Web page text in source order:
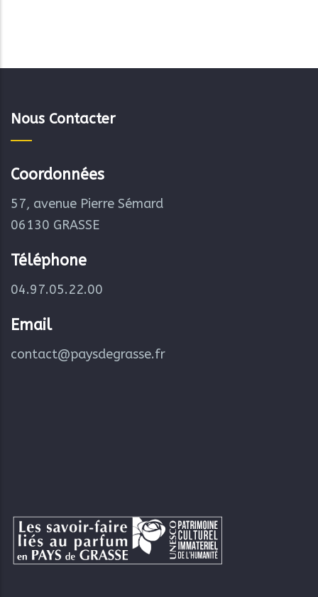
Nous Contacter
Coordonnées
57, avenue Pierre Sémard
06130 GRASSE
Téléphone
04.97.05.22.00
Email
contact@paysdegrasse.fr